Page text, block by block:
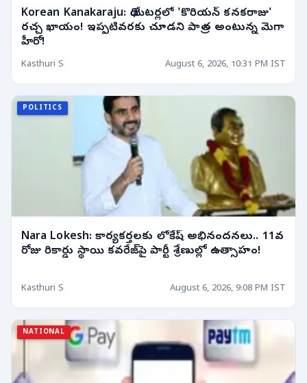
Korean Kanakaraju: థియేటర్లలో 'కొరియన్ కనకరాజు'
రచ్చ ఖాయం! ఇప్పటివరకు చూడని పాత్ర అంటున్న మెగా
హీరో!
Kasthuri S August 6, 2026, 10:31 PM IST
POLITICS
Nara Lokesh: కార్యకర్తలకు లోకేష్ అభినందనలు.. 11వ
రోజు రికార్డు స్థాయి కవరేజ్‌పై పార్టీ శ్రేణుల్లో ఉత్సాహం!
Kasthuri S August 6, 2026, 9:08 PM IST
NATIONAL